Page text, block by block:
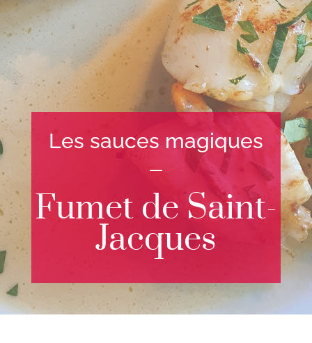
Les sauces magiques
Fumet de Saint-
Jacques